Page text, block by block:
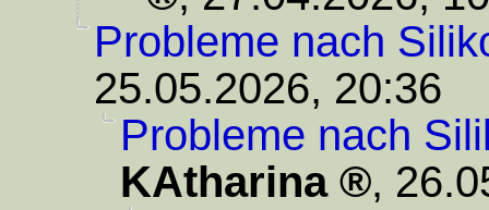
Probleme nach
25.05.2026, 20:36
Probleme nach
KAtharina
,